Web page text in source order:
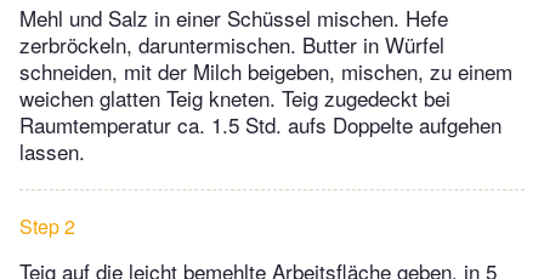
Mehl und Salz in einer Schüssel mischen. Hefe
zerbröckeln, daruntermischen. Butter in Würfel
schneiden, mit der Milch beigeben, mischen, zu einem
weichen glatten Teig kneten. Teig zugedeckt bei
Raumtemperatur ca. 1.5 Std. aufs Doppelte aufgehen
lassen.
Step 2
Teig auf die leicht bemehlte Arbeitsfläche geben, in 5